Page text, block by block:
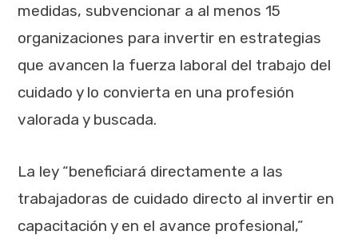
medidas, subvencionar a al menos 15
organizaciones para invertir en estrategias
que avancen la fuerza laboral del trabajo del
cuidado y lo convierta en una profesión
valorada y buscada.
La ley “beneficiará directamente a las
trabajadoras de cuidado directo al invertir en
capacitación y en el avance profesional,”